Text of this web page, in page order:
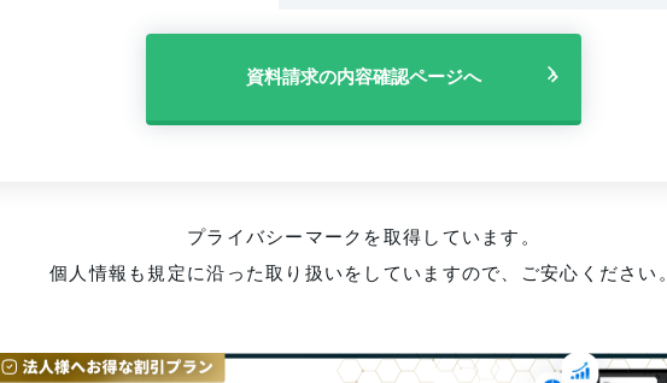
資料請求の内容確認ページへ
プライバシーマークを取得しています。
個人情報も規定に沿った取り扱いをしていますので、ご安心ください。